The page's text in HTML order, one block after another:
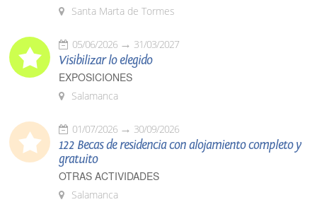
Santa Marta de Tormes
05/06/2026 31/03/2027
Visibilizar lo elegido
EXPOSICIONES
Salamanca
01/07/2026 30/09/2026
122 Becas de residencia con alojamiento completo y
gratuito
OTRAS ACTIVIDADES
Salamanca